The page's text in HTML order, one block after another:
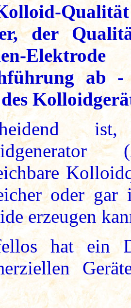
der
ab -
oder gar
erzeugen
hat ein